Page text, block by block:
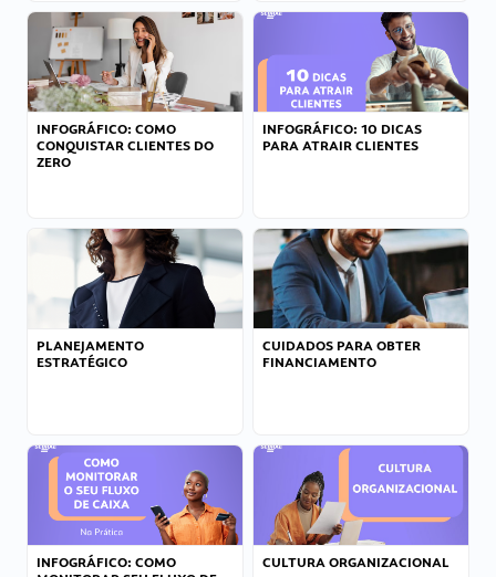
INFOGRÁFICO: COMO
CONQUISTAR CLIENTES DO
ZERO
INFOGRÁFICO: 10 DICAS
PARA ATRAIR CLIENTES
PLANEJAMENTO
ESTRATÉGICO
CUIDADOS PARA OBTER
FINANCIAMENTO
INFOGRÁFICO: COMO
CULTURA ORGANIZACIONAL